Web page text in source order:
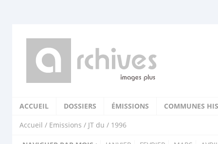
ACCUEIL DOSSIERS ÉMISSIONS COMMUNES
Accueil / Emissions / JT du / 1996